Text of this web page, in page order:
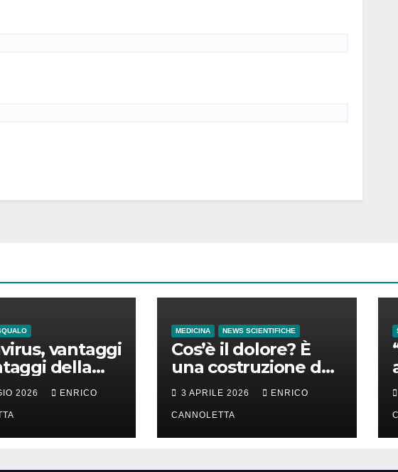
vantaggi
della
2026 ENRICO
MEDICINA NEWS SCIENTIFICHE
Cos’è il dolore? È
una costruzione del
cervello
3 APRILE 2026 ENRICO
CANNOLETTA